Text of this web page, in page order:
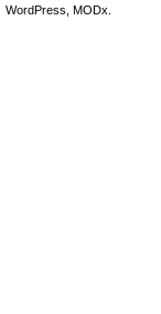
WordPress, MODx.